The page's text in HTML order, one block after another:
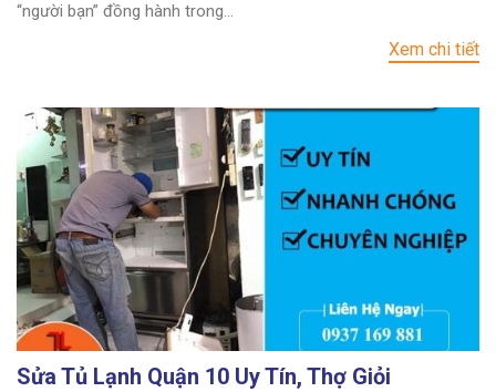
“người bạn” đồng hành trong...
Xem chi tiết
Sửa Tủ Lạnh Quận 10 Uy Tín, Thợ Giỏi